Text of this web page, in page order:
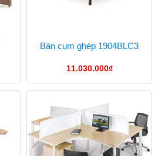
Bàn cụm ghép 1904BLC3
11.030.000₫